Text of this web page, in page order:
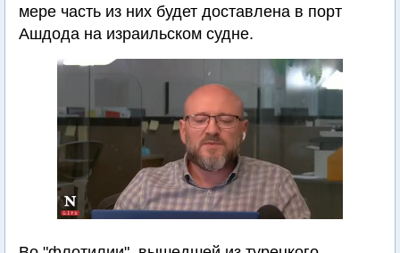
мере часть из них будет доставлена в порт
Ашдода на израильском судне.